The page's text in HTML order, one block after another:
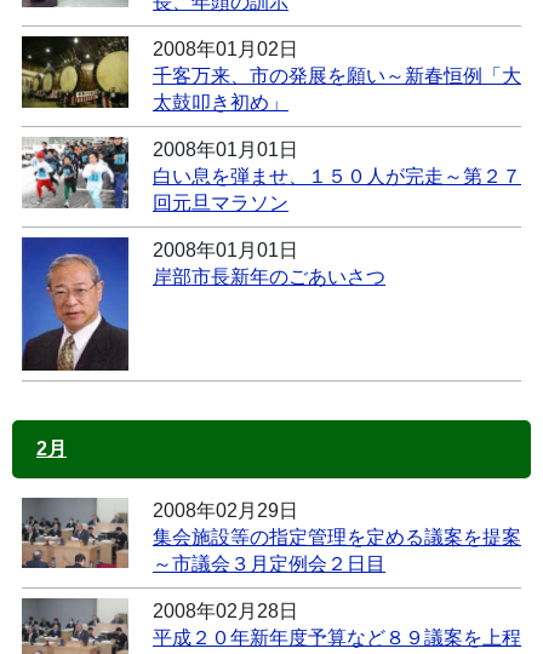
2008年01月02日
千客万来、市の発展を願い～新春恒例「大
太鼓叩き初め」
2008年01月01日
白い息を弾ませ、１５０人が完走～第２７
回元旦マラソン
2008年01月01日
岸部市長新年のごあいさつ
2月
2008年02月29日
集会施設等の指定管理を定める議案を提案
～市議会３月定例会２日目
2008年02月28日
平成２０年新年度予算など８９議案を上程